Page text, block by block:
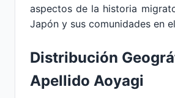
aspectos de la historia
Japón y sus comunidades en
Distribución
Apellido Aoyagi